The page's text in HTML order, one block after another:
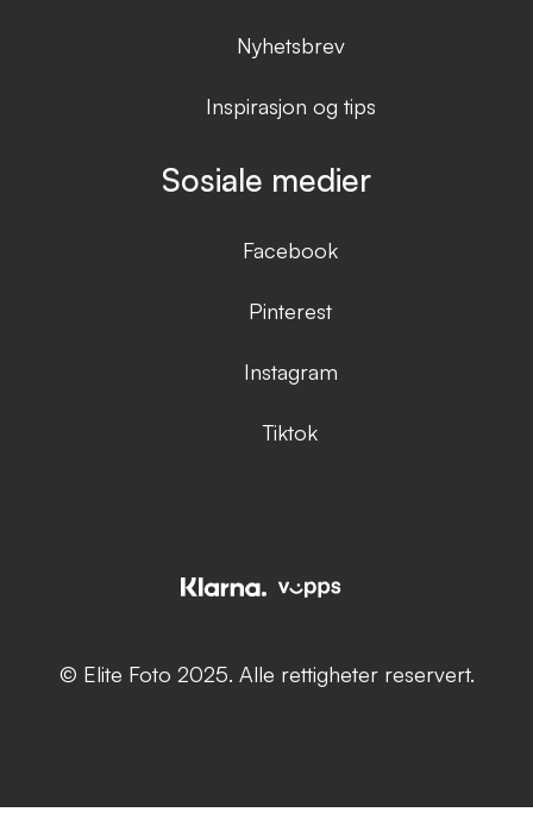
Nyhetsbrev
Inspirasjon og tips
Sosiale medier
Facebook
Pinterest
Instagram
Tiktok
© Elite Foto 2025. Alle rettigheter reservert.